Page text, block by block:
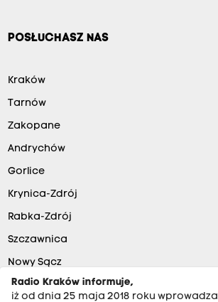
POSŁUCHASZ NAS
Kraków
Tarnów
Zakopane
Andrychów
Gorlice
Krynica-Zdrój
Rabka-Zdrój
Szczawnica
Nowy Sącz
Radio Kraków informuje,
iż od dnia 25 maja 2018 roku wprowadza